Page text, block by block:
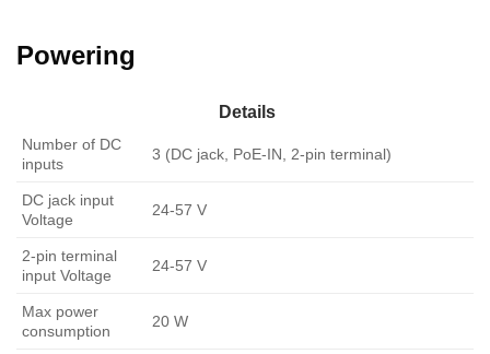
Powering
Details
Number of DC
inputs
3 (DC jack, PoE-IN, 2-pin terminal)
DC jack input
Voltage
24-57 V
2-pin terminal
input Voltage
24-57 V
Max power
consumption
20 W